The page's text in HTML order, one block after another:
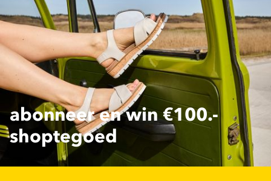
abonneer en win €100.-
shoptegoed